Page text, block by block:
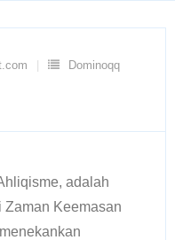
Dominoqq
adalah
Zaman Keemasan